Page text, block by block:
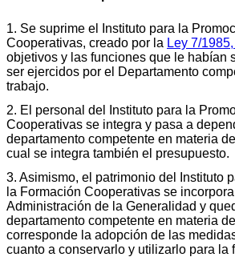
1. Se suprime el Instituto para la
Cooperativas, creado por la Ley 7/
objetivos y las funciones que le habían
ser ejercidos por el Departamento
trabajo.
2. El personal del Instituto para la
Cooperativas se integra y pasa a
departamento competente en materia
cual se integra también el presupuesto.
3. Asimismo, el patrimonio del Instituto
la Formación Cooperativas se
Administración de la Generalidad y
departamento competente en materia
corresponde la adopción de las
cuanto a conservarlo y utilizarlo para la